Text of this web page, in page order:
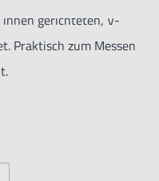
innen gerichteten, V-
Praktisch zum Messen